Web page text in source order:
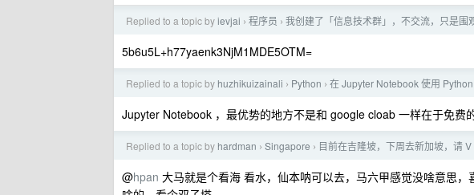
Replied to a topic byievjai › 程序员 › 我创建了「信息技术群」，不交流，只是围
5b6u5L+h77yaenk3NjM1MDE5OTM=
Replied to a topic by huzhikuizainali › Python › 在 Jupyter Notebook 使用
Jupyter Notebook ，最优势的地方不是和 google cloab 一样在于免费
Replied to a topic by hardman › Singapore › 目前在吉隆坡，下周去新加坡，请
@hpan 大马就是个看海 看水，仙本呐可以去，马六甲感觉没啥意思